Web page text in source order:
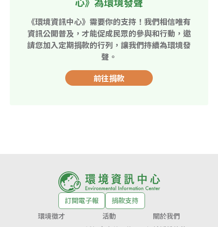
《環境資訊中心》需要你的支持！我們相信唯有
資訊公開普及，才能促成民眾的參與和行動，邀
請您加入定期捐款的行列，讓我們持續為環境發
聲。
前往捐款
訂閱電子報
捐款支持
環境徵才
活動
關於我們